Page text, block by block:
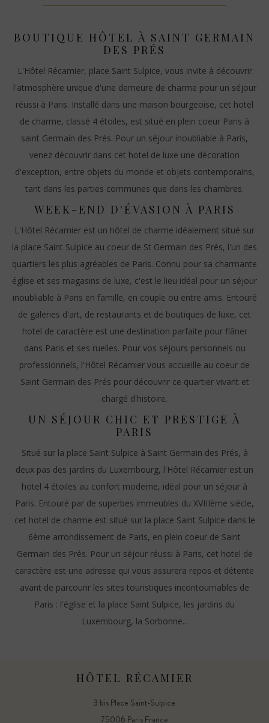
BOUTIQUE HÔTEL À SAINT GERMAIN
DES PRÉS
L'Hôtel Récamier, place Saint Sulpice, vous invite à découvrir
l'atmosphère unique d'une demeure de charme pour un séjour
réussi à Paris. Installé dans une maison bourgeoise, cet hotel
de charme, classé 4 étoiles, est situé en plein coeur Paris à
saint Germain des Prés. Pour un séjour inoubliable à Paris,
venez découvrir dans cet hotel de luxe une décoration
d'exception, entre objets du monde et objets contemporains,
tant dans les parties communes que dans les chambres.
WEEK-END D'ÉVASION À PARIS
L'Hôtel Récamier est un hôtel de charme idéalement situé sur
la place Saint Sulpice au coeur de St Germain des Prés, l'un des
quartiers les plus agréables de Paris. Connu pour sa charmante
église et ses magasins de luxe, c'est le lieu idéal pour un séjour
inoubliable à Paris en famille, en couple ou entre amis. Entouré
de galeries d'art, de restaurants et de boutiques de luxe, cet
hotel de caractère est une destination parfaite pour flâner
dans Paris et ses ruelles. Pour vos séjours personnels ou
professionnels, l'Hôtel Récamier vous accueille au coeur de
Saint Germain des Prés pour découvrir ce quartier vivant et
chargé d'histoire.
UN SÉJOUR CHIC ET PRESTIGE À
PARIS
Situé sur la place Saint Sulpice à Saint Germain des Prés, à
deux pas des jardins du Luxembourg, l'Hôtel Récamier est un
hotel 4 étoiles au confort moderne, idéal pour un séjour à
Paris. Entouré par de superbes immeubles du XVIIIème siècle,
cet hotel de charme est situé sur la place Saint Sulpice dans le
6ème arrondissement de Paris, en plein coeur de Saint
Germain des Prés. Pour un séjour réussi à Paris, cet hotel de
caractère est une adresse qui vous assurera repos et détente
avant de parcourir les sites touristiques incontournables de
Paris : l'église et la place Saint Sulpice, les jardins du
Luxembourg, la Sorbonne...
HÔTEL RÉCAMIER
3 bis Place Saint-Sulpice
75006 Paris France